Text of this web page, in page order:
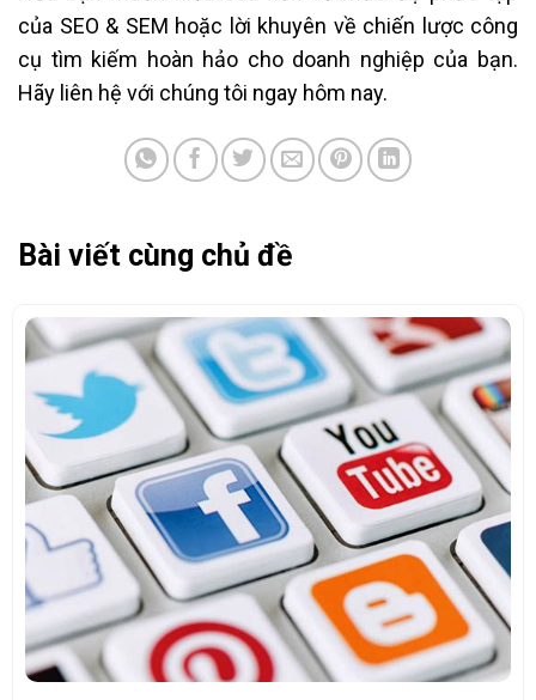
của SEO & SEM hoặc lời khuyên về chiến lược công
cụ tìm kiếm hoàn hảo cho doanh nghiệp của bạn.
Hãy liên hệ với chúng tôi ngay hôm nay.
Bài viết cùng chủ đề